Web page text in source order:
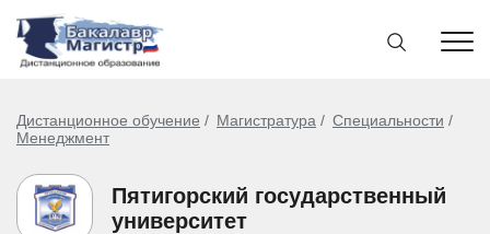
Дистанционное обучение Магистратура
Специальности
Менеджмент
Пятигорский государственный
университет